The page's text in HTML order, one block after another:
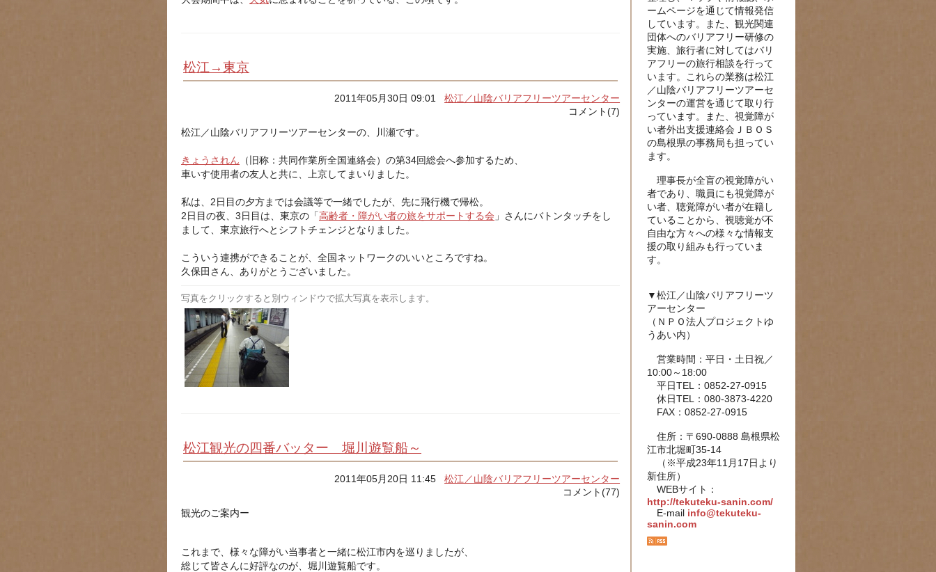
松江→東京
2011年05月30日 09:01松江／山陰バリアフリーツアーセンター
コメント(7)
松江／山陰バリアフリーツアーセンターの、川瀬です。
きょうされん （旧称：共同作業所全国連絡会）の第34回総会へ参加するため、
車いす使用者の友人と共に、上京してまいりました。
私は、2日目の夕方までは会議等で一緒でしたが、先に飛行機で帰松。
2日目の夜、3日目は、東京の「高齢者・障がい者の旅をサポートする会 」さんにバトンタッチをし
まして、東京旅行へとシフトチェンジとなりました。
こういう連携ができることが、全国ネットワークのいいところですね。
久保田さん、ありがとうございました。
写真をクリックすると別ウィンドウで拡大写真を表示します。
松江観光の四番バッター 堀川遊覧船～
2011年05月20日 11:45松江／山陰バリアフリーツアーセンター
コメント(77)
観光のご案内ー
これまで、様々な障がい当事者と一緒に松江市内を巡りましたが、
総じて皆さんに好評なのが、堀川遊覧船です。
ームページを通じて情報発信
しています。また、観光関連
団体へのバリアフリー研修の
実施、旅行者に対してはバリ
アフリーの旅行相談を行って
います。これらの業務は松江
／山陰バリアフリーツアーセ
ンターの運営を通じて取り行
っています。また、視覚障が
い者外出支援連絡会ＪＢＯＳ
の島根県の事務局も担ってい
ます。
理事長が全盲の視覚障がい
者であり、職員にも視覚障が
い者、聴覚障がい者が在籍し
ていることから、視聴覚が不
自由な方々への様々な情報支
援の取り組みも行っていま
す。
▼松江／山陰バリアフリーツ
アーセンター
（ＮＰＯ法人プロジェクトゆ
うあい内）
営業時間：平日・土日祝／
10:00～18:00
平日TEL：0852-27-0915
休日TEL：080-3873-4220
FAX：0852-27-0915
住所：〒690-0888 島根県松
江市北堀町35-14
（※平成23年11月17日より
新住所）
WEBサイト：
http://tekuteku-sanin.com/
E-mail info@tekuteku-
sanin.com